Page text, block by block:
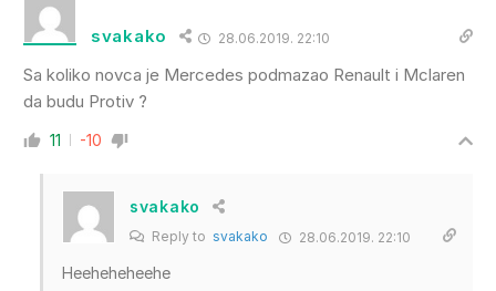
svakako 28.06.2019. 22:10
Sa koliko novca je Mercedes podmazao Renault i Mclaren
da budu Protiv ?
11 -10
svakako
Reply to svakako 28.06.2019. 22:10
Heeheheheehe